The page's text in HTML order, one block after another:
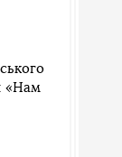
«Нам